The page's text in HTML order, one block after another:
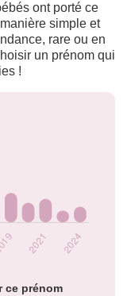
ont porté ce
simple et
rare ou en
un prénom qui
!
ce prénom